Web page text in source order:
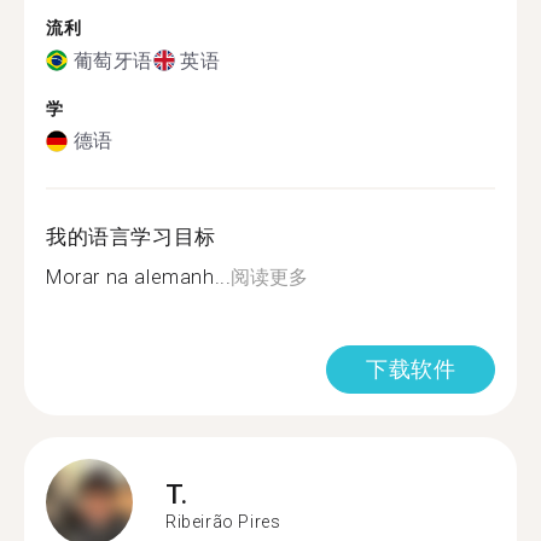
流利
葡萄牙语 英语
学
德语
我的语言学习目标
Morar na alemanh...阅读更多
下载软件
T.
Ribeirão Pires